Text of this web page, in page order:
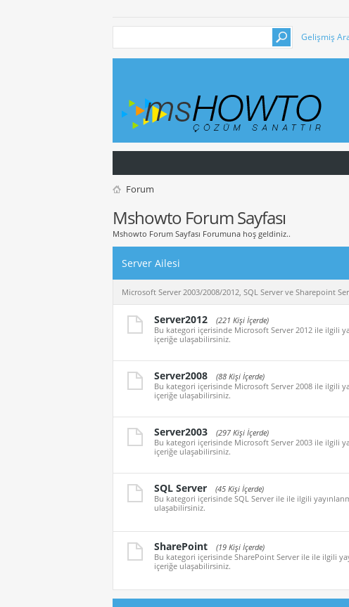
Gelişmiş
Forum
Mshowto Forum Sayfası
Mshowto Forum Sayfası Forumuna hoş geldiniz..
Server Ailesi
Microsoft Server 2003/2008/2012, SQL Server ve Sharepoint
Server2012
(221 Kişi İçerde)
Bu kategori içerisinde Microsoft Server 2012 ile ilgili
içeriğe ulaşabilirsiniz.
Server2008
(88 Kişi İçerde)
Bu kategori içerisinde Microsoft Server 2008 ile ilgili
içeriğe ulaşabilirsiniz.
Server2003
(297 Kişi İçerde)
Bu kategori içerisinde Microsoft Server 2003 ile ilgili
içeriğe ulaşabilirsiniz.
SQL Server
(45 Kişi İçerde)
Bu kategori içerisinde SQL Server ile ile ilgili
ulaşabilirsiniz.
SharePoint
(19 Kişi İçerde)
Bu kategori içerisinde SharePoint Server ile ile ilgili
içeriğe ulaşabilirsiniz.